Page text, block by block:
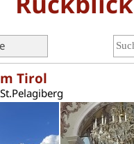
Tirol